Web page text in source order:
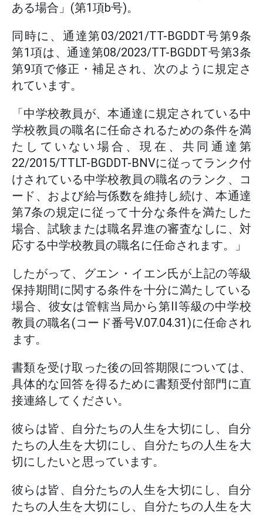
ある場合」(第1項b号)。
同時に、通達第03/2021/TT-BGDDT号第9条
第1項は、通達第08/2023/TT-BGDDT号第3条
第9項で修正・補足され、次のように規定さ
れています。
「中学校教員が、本通達に規定されている中
学校教員の職名に任命されるための条件を満
たしていない場合、現在、共同通達第
22/2015/TTLT-BGDDT-BNVに従ってランク付
けされている中学校教員の職名のランク、コ
ード、および給与係数を維持し続け、本通達
第7条の規定に従って十分な条件を満たした
場合、試験または職名昇進の審査なしに、対
応する中学校教員の職名に任命されます。」
したがって、グエン・イエン氏が上記の等級
保持期間に関する条件を十分に満たしている
場合、彼女は管轄当局から第II等級の中学校
教員の職名(コード番号V.07.04.31)に任命され
ます。
書類を受け取った後の回答期限については、
具体的な回答を得るために書類受付部門に直
接連絡してください。
彼らは皆、自分たちの人生を大切にし、自分
たちの人生を大切にし、自分たちの人生を大
切にしたいと思っています。
彼らは皆、自分たちの人生を大切にし、自分
たちの人生を大切にし、自分たちの人生を大